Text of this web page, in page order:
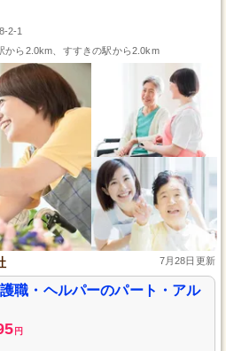
2-1
から2.0km、すすきの駅から2.0km
7月28日更新
職・ヘルパーのパート・アル
円